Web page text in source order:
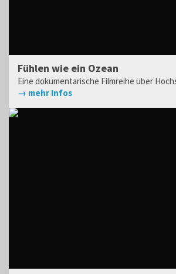
Fühlen wie ein Ozean
Eine dokumentarische Filmreihe über
→ mehr Infos